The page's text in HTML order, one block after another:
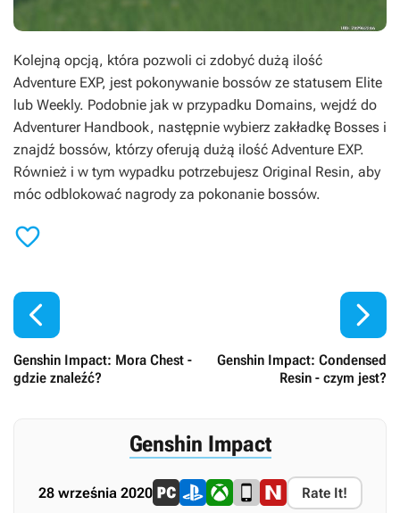
Kolejną opcją, która pozwoli ci zdobyć dużą ilość
Adventure EXP, jest pokonywanie bossów ze statusem Elite
lub Weekly. Podobnie jak w przypadku Domains, wejdź do
Adventurer Handbook, następnie wybierz zakładkę Bosses i
znajdź bossów, którzy oferują dużą ilość Adventure EXP.
Również i w tym wypadku potrzebujesz Original Resin, aby
móc odblokować nagrody za pokonanie bossów.


Genshin Impact: Mora Chest -
gdzie znaleźć?
Genshin Impact: Condensed
Resin - czym jest?

Genshin Impact
28 września 2020 Rate It!